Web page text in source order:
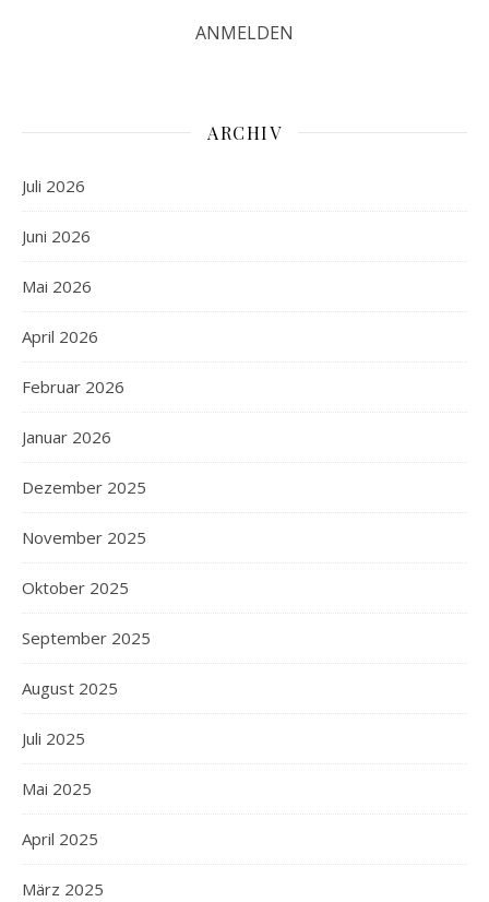
ARCHIV
Juli 2026
Juni 2026
Mai 2026
April 2026
Februar 2026
Januar 2026
Dezember 2025
November 2025
Oktober 2025
September 2025
August 2025
Juli 2025
Mai 2025
April 2025
März 2025